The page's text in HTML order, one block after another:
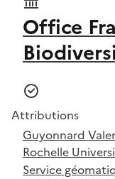
Office
Attributions
Guyonnard
Rochelle
Service